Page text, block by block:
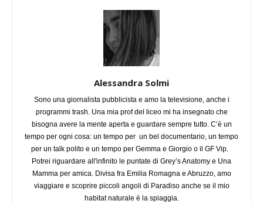
Alessandra Solmi
Sono una giornalista pubblicista e amo la televisione, anche i
programmi trash. Una mia prof del liceo mi ha insegnato che
bisogna avere la mente aperta e guardare sempre tutto. C’è un
tempo per ogni cosa: un tempo per un bel documentario, un tempo
per un talk polito e un tempo per Gemma e Giorgio o il GF Vip.
Potrei riguardare all'infinito le puntate di Grey’s Anatomy e Una
Mamma per amica. Divisa fra Emilia Romagna e Abruzzo, amo
viaggiare e scoprire piccoli angoli di Paradiso anche se il mio
habitat naturale è la spiaggia.